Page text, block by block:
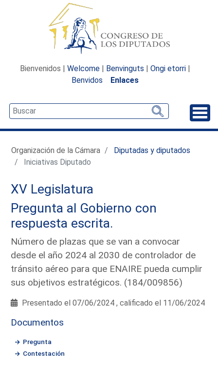
Bienvenidos | Welcome | Benvinguts | Ongi etorri |
Benvidos
Enlaces
Organización de la Cámara
Diputadas y diputados
Iniciativas Diputado
XV Legislatura
Pregunta al Gobierno con
respuesta escrita.
Número de plazas que se van a convocar
desde el año 2024 al 2030 de controlador de
tránsito aéreo para que ENAIRE pueda cumplir
sus objetivos estratégicos. (184/009856)
Presentado el 07/06/2024 , calificado el 11/06/2024
Documentos
Pregunta
Contestación